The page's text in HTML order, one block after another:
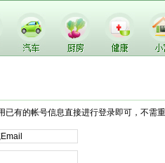
已有的帐号信息直接进行登录即可，不需